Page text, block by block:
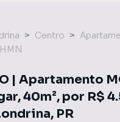
Centro
| Apartamento
40m², por R$
PR